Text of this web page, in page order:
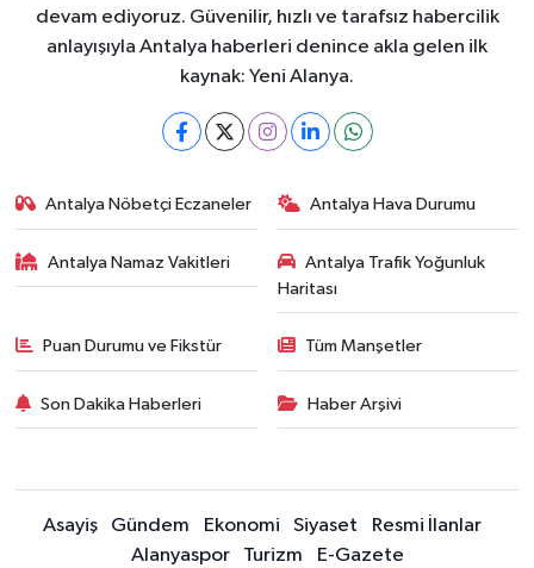
devam ediyoruz. Güvenilir, hızlı ve tarafsız habercilik
anlayışıyla Antalya haberleri denince akla gelen ilk
kaynak: Yeni Alanya.
Antalya Nöbetçi Eczaneler Antalya Hava Durumu
Antalya Namaz Vakitleri
Antalya Trafik Yoğunluk
Haritası
Puan Durumu ve Fikstür Tüm Manşetler
Son Dakika Haberleri Haber Arşivi
Asayiş Gündem Ekonomi Siyaset
Resmi İlanlar
Alanyaspor
Turizm E-Gazete